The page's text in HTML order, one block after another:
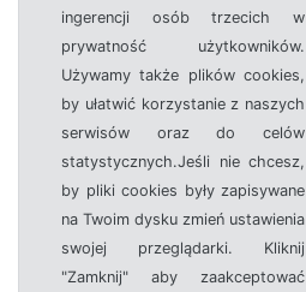
ingerencji osób trzecich w
prywatność użytkowników.
Używamy także plików cookies,
by ułatwić korzystanie z naszych
serwisów oraz do celów
statystycznych.Jeśli nie chcesz,
by pliki cookies były zapisywane
na Twoim dysku zmień ustawienia
swojej przeglądarki. Kliknij
"Zamknij" aby zaakceptować